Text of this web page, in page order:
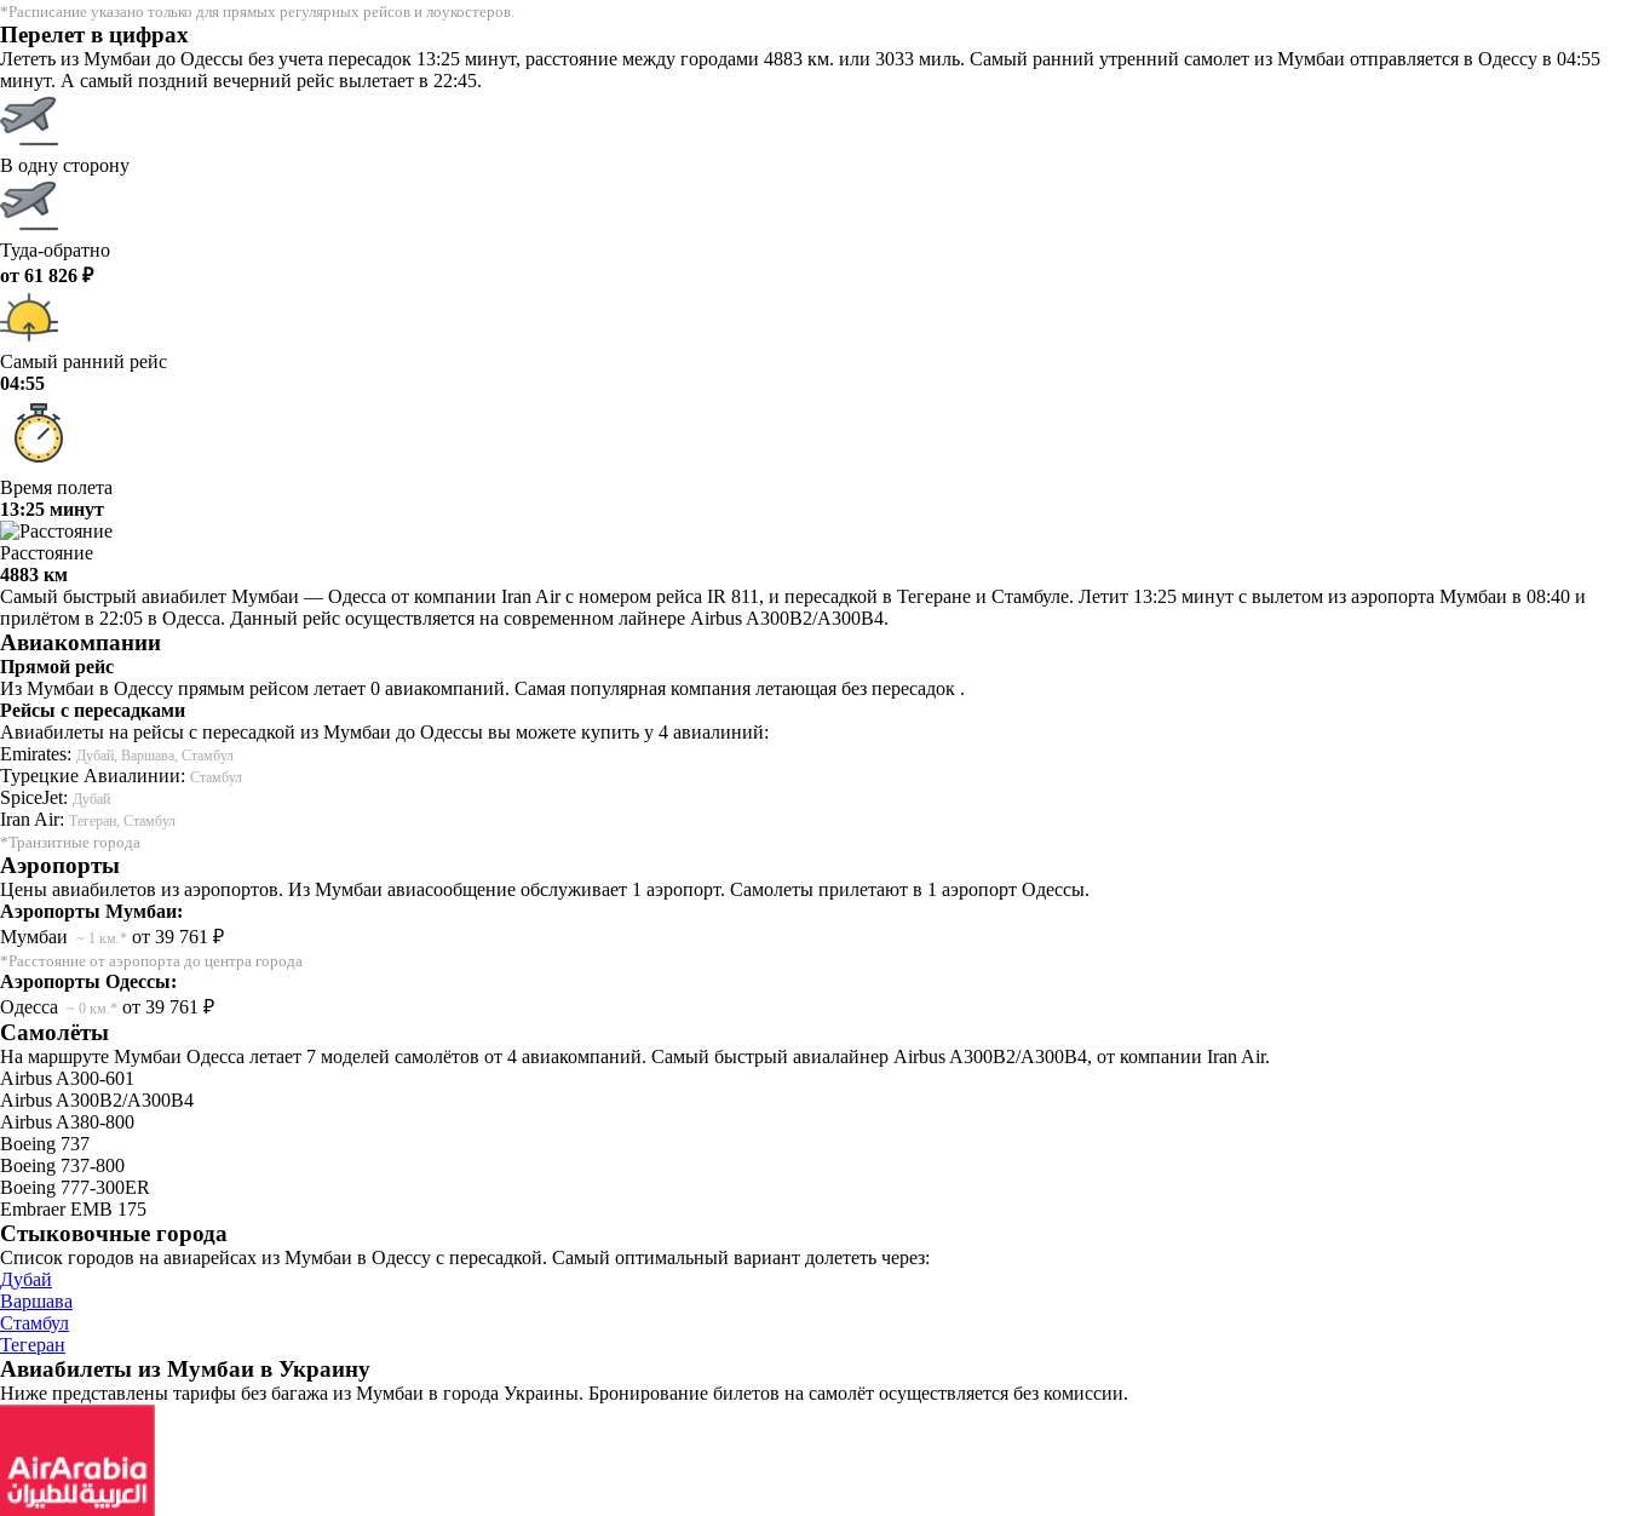
*Расписание указано только для прямых регулярных рейсов и лоукостеров.
Перелет в цифрах
Лететь из Мумбаи до Одессы без учета пересадок 13:25 минут, расстояние между городами 4883 км. или 3033 миль. Самый ранний утренний самолет из Мумбаи отправляется в Одессу в 04:55
минут. А самый поздний вечерний рейс вылетает в 22:45.
В одну сторону
Туда-обратно
от 61 826 ₽
Самый ранний рейс
04:55
Время полета
13:25 минут
Расстояние
4883 км
Самый быстрый авиабилет Мумбаи — Одесса от компании Iran Air с номером рейса IR 811, и пересадкой в Тегеране и Стамбуле. Летит 13:25 минут с вылетом из аэропорта Мумбаи в 08:40 и
прилётом в 22:05 в Одесса. Данный рейс осуществляется на современном лайнере Airbus A300B2/A300B4.
Авиакомпании
Прямой рейс
Из Мумбаи в Одессу прямым рейсом летает 0 авиакомпаний. Самая популярная компания летающая без пересадок .
Рейсы с пересадками
Авиабилеты на рейсы с пересадкой из Мумбаи до Одессы вы можете купить у 4 авиалиний:
Emirates: Дубай, Варшава, Стамбул
Турецкие Авиалинии: Стамбул
SpiceJet: Дубай
Iran Air: Тегеран, Стамбул
*Транзитные города
Аэропорты
Цены авиабилетов из аэропортов. Из Мумбаи авиасообщение обслуживает 1 аэропорт. Самолеты прилетают в 1 аэропорт Одессы.
Аэропорты Мумбаи:
Мумбаи ~ 1 км.* от 39 761 ₽
*Расстояние от аэропорта до центра города
Аэропорты Одессы:
Одесса ~ 0 км.* от 39 761 ₽
Самолёты
На маршруте Мумбаи Одесса летает 7 моделей самолётов от 4 авиакомпаний. Самый быстрый авиалайнер Airbus A300B2/A300B4, от компании Iran Air.
Airbus A300-601
Airbus A300B2/A300B4
Airbus A380-800
Boeing 737
Boeing 737-800
Boeing 777-300ER
Embraer EMB 175
Стыковочные города
Список городов на авиарейсах из Мумбаи в Одессу с пересадкой. Самый оптимальный вариант долететь через:
Дубай
Варшава
Стамбул
Тегеран
Авиабилеты из Мумбаи в Украину
Ниже представлены тарифы без багажа из Мумбаи в города Украины. Бронирование билетов на самолёт осуществляется без комиссии.